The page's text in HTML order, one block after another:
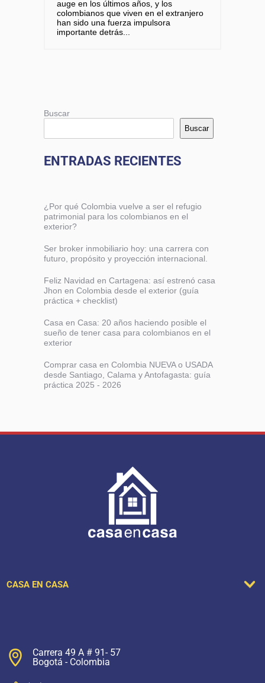
auge en los últimos años, y los
colombianos que viven en el extranjero
han sido una fuerza impulsora
importante detrás
Buscar
Buscar
ENTRADAS RECIENTES
¿Por qué Colombia vuelve a ser el refugio
patrimonial para los colombianos en el
exterior?
Ser broker inmobiliario hoy: una carrera con
futuro, propósito y proyección internacional.
Feliz Navidad en Cartagena: así estrenó casa
Jhon en Colombia desde el exterior (guía
práctica + checklist)
Casa en Casa: 20 años haciendo posible el
sueño de tener casa para colombianos en el
exterior
Comprar casa en Colombia NUEVA o USADA
desde Santiago, Calama y Antofagasta: guía
práctica 2025 - 2026
CASA EN CASA
Carrera 49 A # 91- 57
Bogotá - Colombia